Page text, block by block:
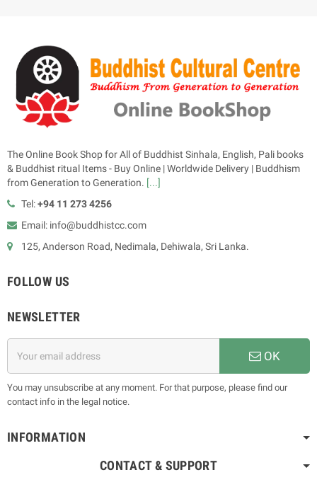
The Online Book Shop for All of Buddhist Sinhala, English, Pali books
& Buddhist ritual Items - Buy Online | Worldwide Delivery | Buddhism
from Generation to Generation. [...]
Tel:+94 11 273 4256
Email: info@buddhistcc.com
125, Anderson Road, Nedimala, Dehiwala, Sri Lanka.
FOLLOW US
NEWSLETTER
OK
You may unsubscribe at any moment. For that purpose, please find our
contact info in the legal notice.
INFORMATION
CONTACT & SUPPORT